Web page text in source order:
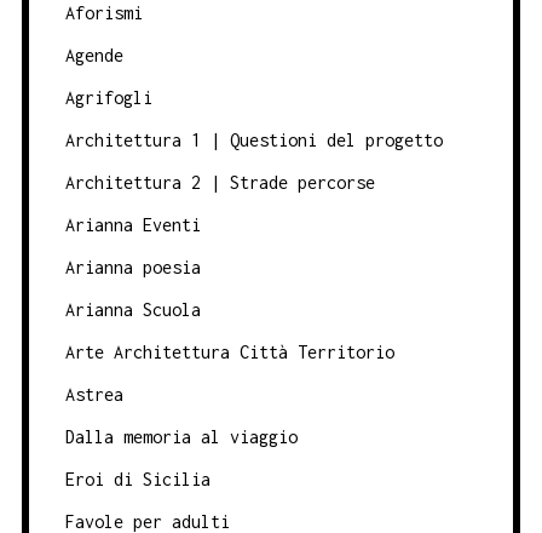
Aforismi
Agende
Agrifogli
Architettura 1 | Questioni del progetto
Architettura 2 | Strade percorse
Arianna Eventi
Arianna poesia
Arianna Scuola
Arte Architettura Città Territorio
Astrea
Dalla memoria al viaggio
Eroi di Sicilia
Favole per adulti